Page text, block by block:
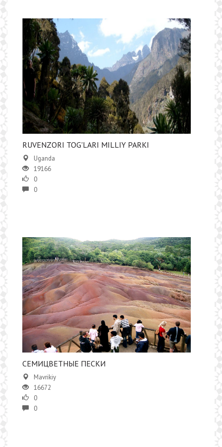
RUVENZORI TOG'LARI MILLIY PARKI
Uganda
19166
0
0
СЕМИЦВЕТНЫЕ ПЕСКИ
Mavrikiy
16672
0
0